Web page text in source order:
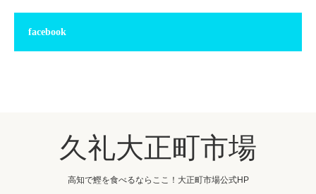
facebook
久礼大正町市場
高知で鰹を食べるならここ！大正町市場公式HP